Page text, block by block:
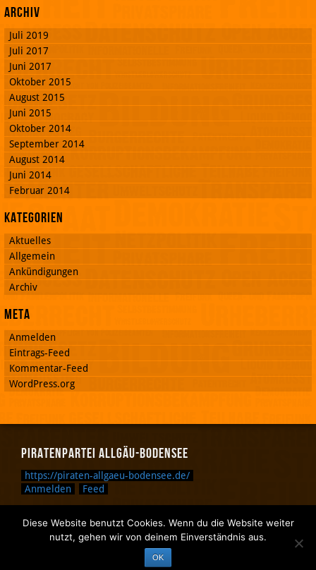
Archiv
Juli 2019
Juli 2017
Juni 2017
Oktober 2015
August 2015
Juni 2015
Oktober 2014
September 2014
August 2014
Juni 2014
Februar 2014
Kategorien
Aktuelles
Allgemein
Ankündigungen
Archiv
Meta
Anmelden
Eintrags-Feed
Kommentar-Feed
WordPress.org
Piratenpartei Allgäu-Bodensee
https://piraten-allgaeu-bodensee.de/
Anmelden
Feed
Zurück nach oben.
Zurück zum Anfang des Textes.
Zurück zur Sucheingabe.
Diese Website benutzt Cookies. Wenn du die Website weiter
nutzt, gehen wir von deinem Einverständnis aus.
OK